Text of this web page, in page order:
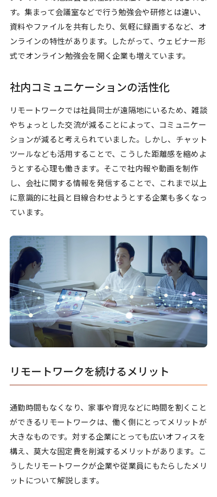
す。集まって会議室などで行う勉強会や研修とは違い、
資料やファイルを共有したり、気軽に録画するなど、オ
ンラインの特性があります。したがって、ウェビナー形
式でオンライン勉強会を開く企業も増えています。
社内コミュニケーションの活性化
リモートワークでは社員同士が遠隔地にいるため、雑談
やちょっとした交流が減ることによって、コミュニケー
ションが減ると考えられていました。しかし、チャット
ツールなども活用することで、こうした距離感を縮めよ
うとする心理も働きます。そこで社内報や動画を制作
し、会社に関する情報を発信することで、これまで以上
に意識的に社員と目線合わせようとする企業も多くなっ
ています。
リモートワークを続けるメリット
通勤時間もなくなり、家事や育児などに時間を割くこと
ができるリモートワークは、働く側にとってメリットが
大きなものです。対する企業にとっても広いオフィスを
構え、莫大な固定費を削減するメリットがあります。こ
うしたリモートワークが企業や従業員にもたらしたメリ
ットについて解説します。